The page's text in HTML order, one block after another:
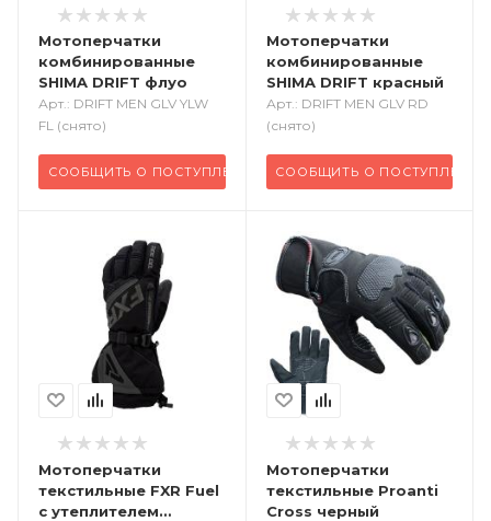
Мотоперчатки
комбинированные
SHIMA DRIFT флуо
Арт.: DRIFT MEN GLV YLW
FL (снято)
СООБЩИТЬ О ПОСТУПЛЕНИИ
Мотоперчатки
комбинированные
SHIMA DRIFT красный
Арт.: DRIFT MEN GLV RD
(снято)
СООБЩИТЬ О ПОСТУПЛЕНИИ
Мотоперчатки
текстильные FXR Fuel
с утеплителем
Мотоперчатки
текстильные Proanti
Cross черный